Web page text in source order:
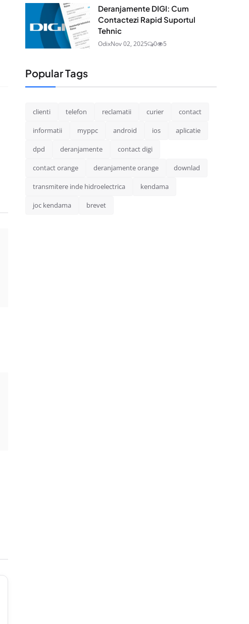
Deranjamente DIGI: Cum
Contactezi Rapid Suportul
Tehnic
OdixNov 02, 2025 0 5
Popular Tags
clienti telefon reclamatii curier contact
informatii myppc android ios aplicatie
dpd deranjamente contact digi
contact orange deranjamente orange downlad
transmitere inde hidroelectrica kendama
joc kendama brevet